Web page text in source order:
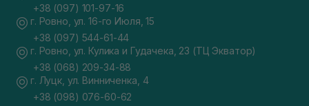
+38 (097) 101-97-16
г. Ровно, ул. 16-го Июля, 15
+38 (097) 544-61-44
г. Ровно, ул. Кулика и Гудачека, 23 (ТЦ Экватор)
+38 (068) 209-34-88
г. Луцк, ул. Винниченка, 4
+38 (098) 076-60-62